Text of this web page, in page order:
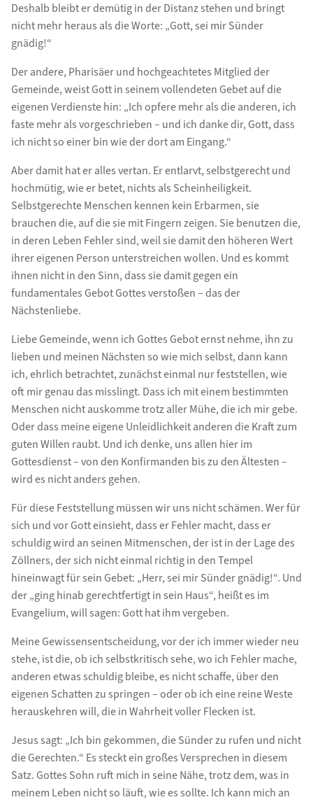
Deshalb bleibt er demütig in der Distanz stehen und bringt
nicht mehr heraus als die Worte: „Gott, sei mir Sünder
gnädig!“
Der andere, Pharisäer und hochgeachtetes Mitglied der
Gemeinde, weist Gott in seinem vollendeten Gebet auf die
eigenen Verdienste hin: „Ich opfere mehr als die anderen, ich
faste mehr als vorgeschrieben – und ich danke dir, Gott, dass
ich nicht so einer bin wie der dort am Eingang.“
Aber damit hat er alles vertan. Er entlarvt, selbstgerecht und
hochmütig, wie er betet, nichts als Scheinheiligkeit.
Selbstgerechte Menschen kennen kein Erbarmen, sie
brauchen die, auf die sie mit Fingern zeigen. Sie benutzen die,
in deren Leben Fehler sind, weil sie damit den höheren Wert
ihrer eigenen Person unterstreichen wollen. Und es kommt
ihnen nicht in den Sinn, dass sie damit gegen ein
fundamentales Gebot Gottes verstoßen – das der
Nächstenliebe.
Liebe Gemeinde, wenn ich Gottes Gebot ernst nehme, ihn zu
lieben und meinen Nächsten so wie mich selbst, dann kann
ich, ehrlich betrachtet, zunächst einmal nur feststellen, wie
oft mir genau das misslingt. Dass ich mit einem bestimmten
Menschen nicht auskomme trotz aller Mühe, die ich mir gebe.
Oder dass meine eigene Unleidlichkeit anderen die Kraft zum
guten Willen raubt. Und ich denke, uns allen hier im
Gottesdienst – von den Konfirmanden bis zu den Ältesten –
wird es nicht anders gehen.
Für diese Feststellung müssen wir uns nicht schämen. Wer für
sich und vor Gott einsieht, dass er Fehler macht, dass er
schuldig wird an seinen Mitmenschen, der ist in der Lage des
Zöllners, der sich nicht einmal richtig in den Tempel
hineinwagt für sein Gebet: „Herr, sei mir Sünder gnädig!“. Und
der „ging hinab gerechtfertigt in sein Haus“, heißt es im
Evangelium, will sagen: Gott hat ihm vergeben.
Meine Gewissensentscheidung, vor der ich immer wieder neu
stehe, ist die, ob ich selbstkritisch sehe, wo ich Fehler mache,
anderen etwas schuldig bleibe, es nicht schaffe, über den
eigenen Schatten zu springen – oder ob ich eine reine Weste
herauskehren will, die in Wahrheit voller Flecken ist.
Jesus sagt: „Ich bin gekommen, die Sünder zu rufen und nicht
die Gerechten.“ Es steckt ein großes Versprechen in diesem
Satz. Gottes Sohn ruft mich in seine Nähe, trotz dem, was in
meinem Leben nicht so läuft, wie es sollte. Ich kann mich an